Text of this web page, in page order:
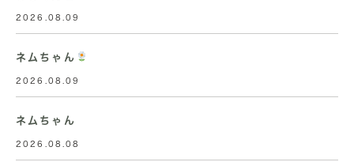
2026.08.09
ネムちゃん
2026.08.09
ネムちゃん
2026.08.08